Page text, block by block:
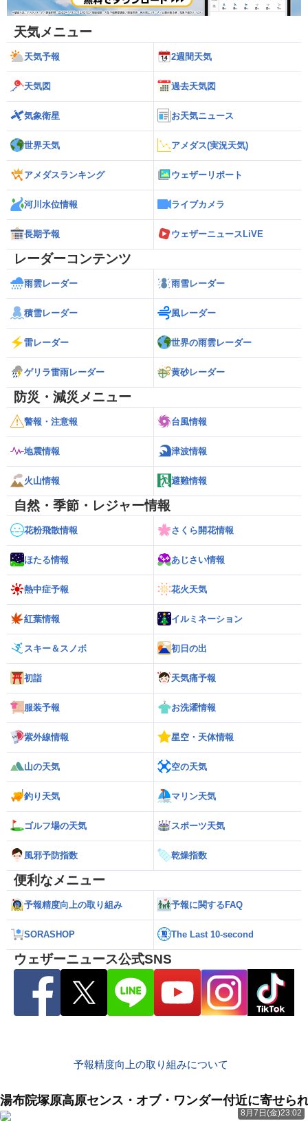
天気メニュー
天気予報 2週間天気
天気図 過去天気図
気象衛星 お天気ニュース
世界天気 アメダス(実況天気)
アメダスランキング ウェザーリポート
河川水位情報 ライブカメラ
長期予報 ウェザーニュースLiVE
レーダーコンテンツ
雨雲レーダー 雨雪レーダー
積雪レーダー 風レーダー
雷レーダー 世界の雨雲レーダー
ゲリラ雷雨レーダー 黄砂レーダー
防災・減災メニュー
警報・注意報 台風情報
地震情報 津波情報
火山情報 避難情報
自然・季節・レジャー情報
花粉飛散情報 さくら開花情報
ほたる情報 あじさい情報
熱中症予報 花火天気
紅葉情報 イルミネーション
スキー＆スノボ 初日の出
初詣 天気痛予報
服装予報 お洗濯情報
紫外線情報 星空・天体情報
山の天気 空の天気
釣り天気 マリン天気
ゴルフ場の天気 スポーツ天気
風邪予防指数 乾燥指数
便利なメニュー
予報精度向上の取り組み 予報に関するFAQ
SORASHOP The Last 10-second
ウェザーニュース公式SNS
予報精度向上の取り組みについて
湯布院塚原高原センス・オブ・ワンダー付近に寄せら
8月7日(金)23:02